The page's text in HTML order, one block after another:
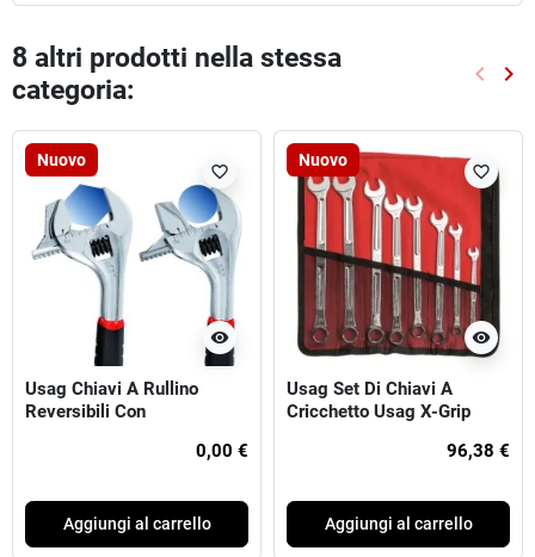
8 altri prodotti nella stessa
categoria:
keyboard_arrow_left keyboard_arrow_right
Nuovo
visibility
favorite_border
Usag Chiavi A Rullino
Reversibili Con
0,00 €
Aggiungi al carrello
Nuovo
visibility
favorite_border
Usag Set Di Chiavi A
Cricchetto Usag X-Grip
Pezzi, Acciaio Al Cromo-
96,38 €
Aggiungi al carrello